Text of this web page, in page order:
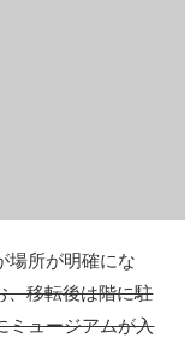
場所が明確にな
、移転後は階に駐
ミュージアムが入